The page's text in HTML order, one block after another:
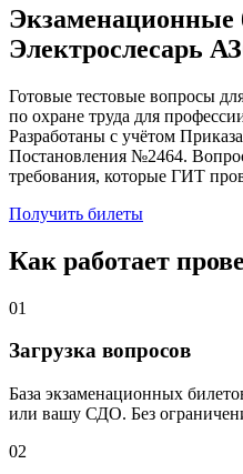
Электрослесарь
Готовые тестовые вопросы
по охране труда для
Разработаны с учётом
Постановления №2464.
требования, которые ГИТ
Получить билеты
Как работает
01
Загрузка вопросов
База экзаменационных
или вашу СДО. Без
02